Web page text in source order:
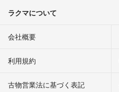
ラクマについて
会社概要
利用規約
古物営業法に基づく表記